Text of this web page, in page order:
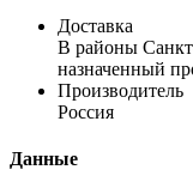
Доставка
В районы
назначенный
Производитель
Россия
Данные